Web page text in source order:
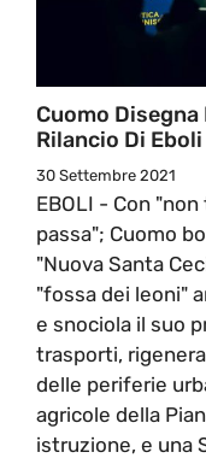
Cuomo Disegna
Rilancio Di Eboli
30 Settembre 2021
EBOLI - Con
passa"; Cuomo
"Nuova Santa
"fossa dei leoni"
e snociola il suo
trasporti,
delle periferie
agricole della
istruzione, e una